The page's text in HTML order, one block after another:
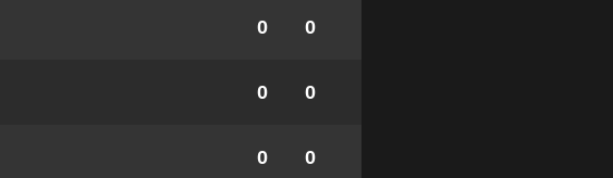
0 0
0 0
0 0